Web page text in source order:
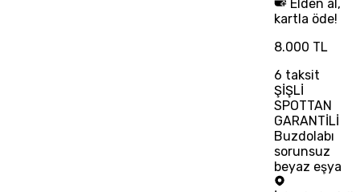
Elden al,
kartla öde!
8.000 TL
6 taksit
ŞİŞLİ
SPOTTAN
GARANTİLİ
Buzdolabı
sorunsuz
beyaz eşya